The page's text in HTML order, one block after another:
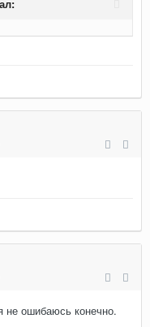
ошибаюсь конечно.